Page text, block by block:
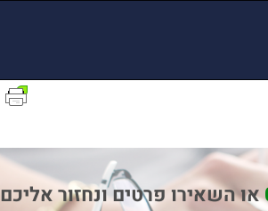
או השאירו פרטים ונחזור אליכם